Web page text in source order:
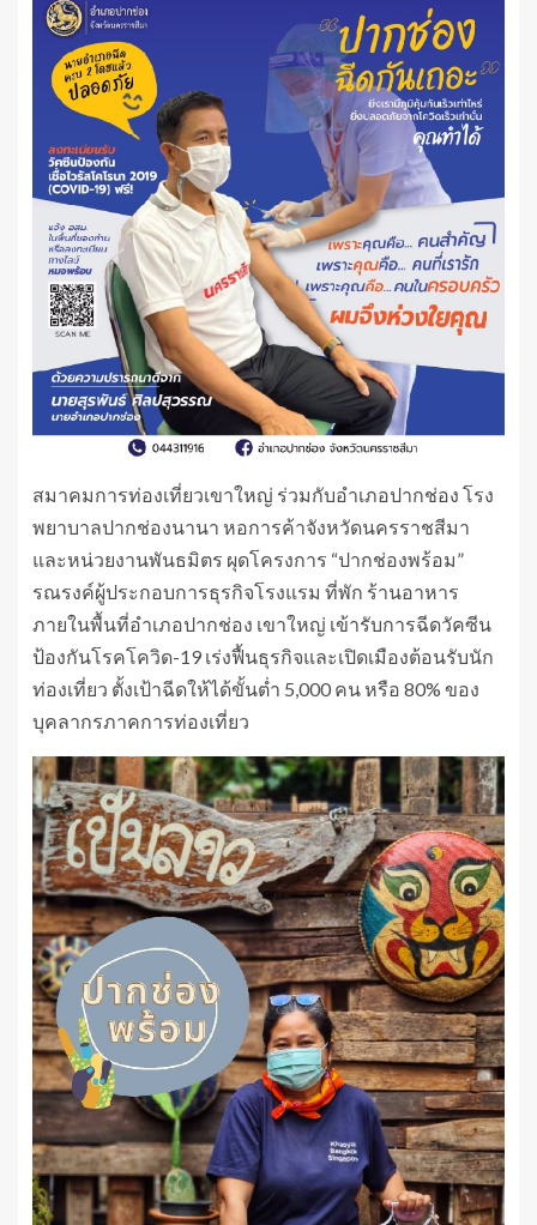
สมาคมการท่องเที่ยวเขาใหญ่ ร่วมกับอำเภอปากช่อง โรง
พยาบาลปากช่องนานา หอการค้าจังหวัดนครราชสีมา
และหน่วยงานพันธมิตร ผุดโครงการ “ปากช่องพร้อม”
รณรงค์ผู้ประกอบการธุรกิจโรงแรม ที่พัก ร้านอาหาร
ภายในพื้นที่อำเภอปากช่อง เขาใหญ่ เข้ารับการฉีดวัคซีน
ป้องกันโรคโควิด-19 เร่งฟื้นธุรกิจและเปิดเมืองต้อนรับนัก
ท่องเที่ยว ตั้งเป้าฉีดให้ได้ขั้นต่ำ 5,000 คน หรือ 80% ของ
บุคลากรภาคการท่องเที่ยว